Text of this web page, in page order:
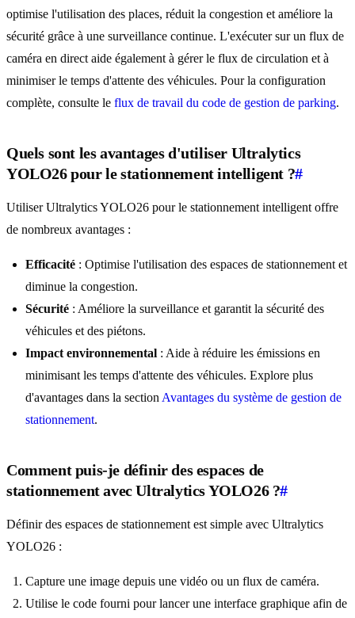
optimise l'utilisation des places, réduit la congestion et améliore la
sécurité grâce à une surveillance continue. L'exécuter sur un flux de
caméra en direct aide également à gérer le flux de circulation et à
minimiser le temps d'attente des véhicules. Pour la configuration
complète, consulte le flux de travail du code de gestion de parking.
Quels sont les avantages d'utiliser Ultralytics
YOLO26 pour le stationnement intelligent ?#
Utiliser Ultralytics YOLO26 pour le stationnement intelligent offre
de nombreux avantages :
Efficacité : Optimise l'utilisation des espaces de stationnement et
diminue la congestion.
Sécurité : Améliore la surveillance et garantit la sécurité des
véhicules et des piétons.
Impact environnemental : Aide à réduire les émissions en
minimisant les temps d'attente des véhicules. Explore plus
d'avantages dans la section Avantages du système de gestion de
stationnement.
Comment puis-je définir des espaces de
stationnement avec Ultralytics YOLO26 ?#
Définir des espaces de stationnement est simple avec Ultralytics
YOLO26 :
Capture une image depuis une vidéo ou un flux de caméra.
Utilise le code fourni pour lancer une interface graphique afin de